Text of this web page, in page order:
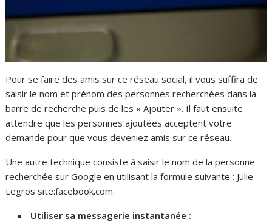
Pour se faire des amis sur ce réseau social, il vous suffira de
saisir le nom et prénom des personnes recherchées dans la
barre de recherche puis de les « Ajouter ». Il faut ensuite
attendre que les personnes ajoutées acceptent votre
demande pour que vous deveniez amis sur ce réseau.
Une autre technique consiste à saisir le nom de la personne
recherchée sur Google en utilisant la formule suivante : Julie
Legros site:facebook.com.
Utiliser sa messagerie instantanée :